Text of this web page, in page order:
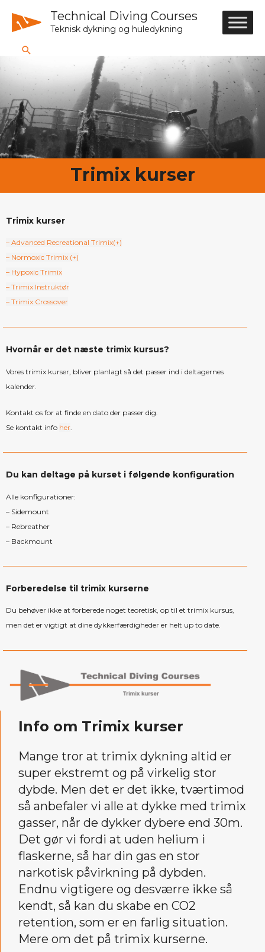
Technical Diving Courses
Teknisk dykning og huledykning
Trimix kurser
Trimix kurser
– Advanced Recreational Trimix(+)
– Normoxic Trimix (+)
– Hypoxic Trimix
– Trimix Instruktør
– Trimix Crossover
Hvornår er det næste trimix kursus?
Vores trimix kurser, bliver planlagt så det passer ind i deltagernes
kalender.
Kontakt os for at finde en dato der passer dig.
Se kontakt info her.
Du kan deltage på kurset i følgende konfiguration
Alle konfigurationer:
– Sidemount
– Rebreather
– Backmount
Forberedelse til trimix kurserne
Du behøver ikke at forberede noget teoretisk, op til et trimix kursus,
men det er vigtigt at dine dykkerfærdigheder er helt up to date.
Info om Trimix kurser
Mange tror at trimix dykning altid er
super ekstremt og på virkelig stor
dybde. Men det er det ikke, tværtimod
så anbefaler vi alle at dykke med trimix
gasser, når de dykker dybere end 30m.
Det gør vi fordi at uden helium i
flaskerne, så har din gas en stor
narkotisk påvirkning på dybden.
Endnu vigtigere og desværre ikke så
kendt, så kan du skabe en CO2
retention, som er en farlig situation.
Mere om det på trimix kurserne.